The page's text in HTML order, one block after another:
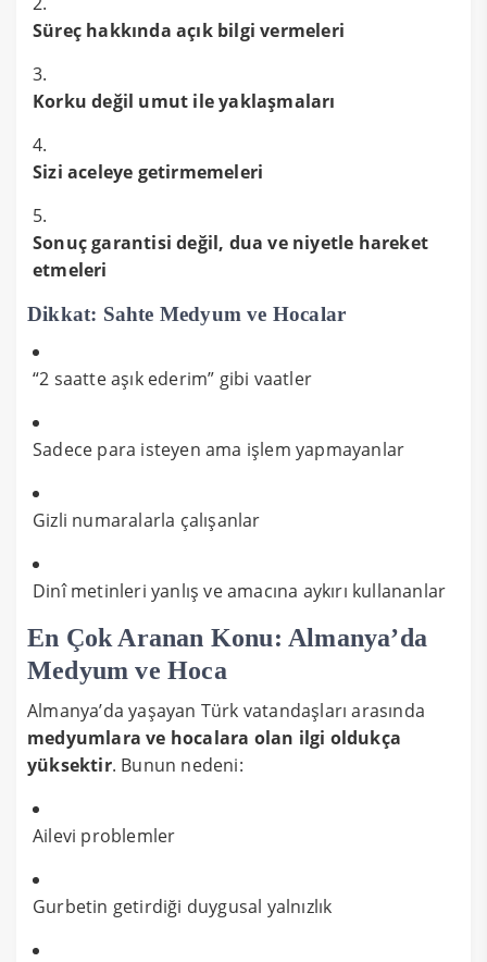
Süreç hakkında açık bilgi vermeleri
Korku değil umut ile yaklaşmaları
Sizi aceleye getirmemeleri
Sonuç garantisi değil, dua ve niyetle hareket
etmeleri
Dikkat: Sahte Medyum ve Hocalar
“2 saatte aşık ederim” gibi vaatler
Sadece para isteyen ama işlem yapmayanlar
Gizli numaralarla çalışanlar
Dinî metinleri yanlış ve amacına aykırı kullananlar
En Çok Aranan Konu: Almanya’da
Medyum ve Hoca
Almanya’da yaşayan Türk vatandaşları arasında
medyumlara ve hocalara olan ilgi oldukça
yüksektir. Bunun nedeni:
Ailevi problemler
Gurbetin getirdiği duygusal yalnızlık